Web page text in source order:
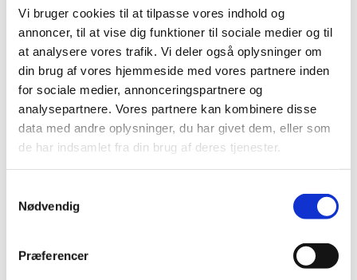
Vi bruger cookies til at tilpasse vores indhold og
annoncer, til at vise dig funktioner til sociale medier og til
at analysere vores trafik. Vi deler også oplysninger om
din brug af vores hjemmeside med vores partnere inden
for sociale medier, annonceringspartnere og
analysepartnere. Vores partnere kan kombinere disse
data med andre oplysninger, du har givet dem, eller som
de har indsamlet fra din brug af deres tjenester.
Nødvendig
Præferencer
2024 (8)
2023 (12)
2022 (8)
2021 (10)
2020 (12)
2019 (4)
2018 (5)
2017 (6)
juli (2)
maj (1)